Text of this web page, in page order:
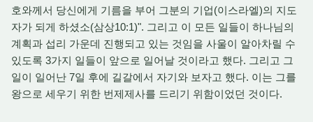
호와께서 당신에게 기름을 부어 그분의 기업(이스라엘)의 지도
자가 되게 하셨소(삼상10:1)". 그리고 이 모든 일들이 하나님의
계획과 섭리 가운데 진행되고 있는 것임을 사울이 알아차릴 수
있도록 3가지 일들이 앞으로 일어날 것이라고 했다. 그리고 그
일이 일어난 7일 후에 길갈에서 자기와 보자고 했다. 이는 그를
왕으로 세우기 위한 번제제사를 드리기 위함이었던 것이다.